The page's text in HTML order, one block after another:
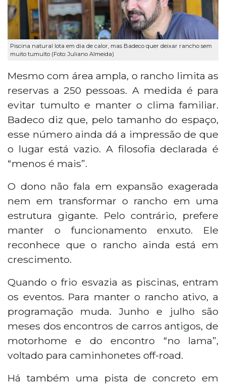
Piscina natural lota em dia de calor, mas Badeco quer deixar rancho sem
muito tumulto (Foto: Juliano Almeida)
Mesmo com área ampla, o rancho limita as
reservas a 250 pessoas. A medida é para
evitar tumulto e manter o clima familiar.
Badeco diz que, pelo tamanho do espaço,
esse número ainda dá a impressão de que
o lugar está vazio. A filosofia declarada é
“menos é mais”.
O dono não fala em expansão exagerada
nem em transformar o rancho em uma
estrutura gigante. Pelo contrário, prefere
manter o funcionamento enxuto. Ele
reconhece que o rancho ainda está em
crescimento.
Quando o frio esvazia as piscinas, entram
os eventos. Para manter o rancho ativo, a
programação muda. Junho e julho são
meses dos encontros de carros antigos, de
motorhome e do encontro “no lama”,
voltado para caminhonetes off-road.
Há também uma pista de concreto em